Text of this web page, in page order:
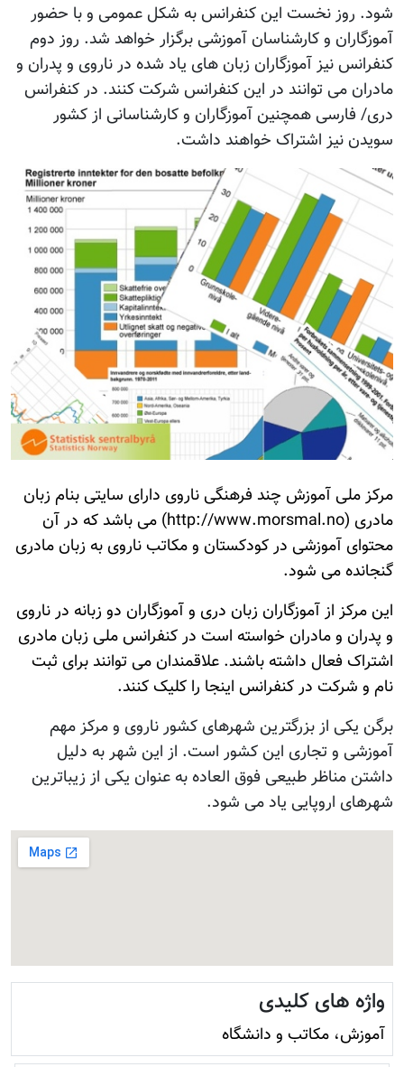
شود. روز نخست این کنفرانس به شکل عمومی و با حضور
آموزگاران و کارشناسان آموزشی برگزار خواهد شد. روز دوم
کنفرانس نیز آموزگاران زبان های یاد شده در ناروی و پدران و
مادران می توانند در این کنفرانس شرکت کنند. در کنفرانس
دری/ فارسی همچنین آموزگاران و کارشناسانی از کشور
سویدن نیز اشتراک خواهند داشت.
مرکز ملی آموزش چند فرهنگی ناروی دارای سایتی بنام زبان
مادری (http://www.morsmal.no) می باشد که در آن
محتوای آموزشی در کودکستان و مکاتب ناروی به زبان مادری
گنجانده می شود.
این مرکز از آموزگاران زبان دری و آموزگاران دو زبانه در ناروی
و پدران و مادران خواسته است در کنفرانس ملی زبان مادری
اشتراک فعال داشته باشند. علاقمندان می توانند برای ثبت
نام و شرکت در کنفرانس اینجا را کلیک کنند.
برگن یکی از بزرگترین شهرهای کشور ناروی و مرکز مهم
آموزشی و تجاری این کشور است. از این شهر به دلیل
داشتن مناظر طبیعی فوق العاده به عنوان یکی از زیباترین
شهرهای اروپایی یاد می شود.
واژه های کلیدی
آموزش، مکاتب و دانشگاه